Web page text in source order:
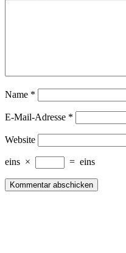
Name *
E-Mail-Adresse *
Website
eins × = eins